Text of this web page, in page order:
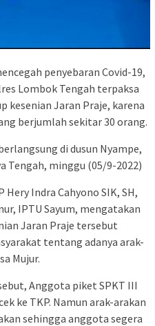
penyebaran Covid-19,
Lombok Tengah terpaksa
kesenian Jaran Praje, karena
berjumlah sekitar 30 orang.
di dusun Nyampe,
Tengah, minggu (05/9-2022)
Indra Cahyono SIK, SH,
IPTU Sayum, mengatakan
Jaran Praje tersebut
tentang adanya arak-
Mujur.
Anggota piket SPKT III
ke TKP. Namun arak-arakan
sehingga anggota segera